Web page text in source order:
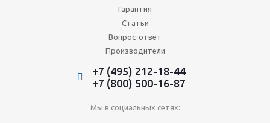
Гарантия
Статьи
Вопрос-ответ
Производители
+7 (495) 212-18-44
+7 (800) 500-16-87
Мы в социальных сетях: